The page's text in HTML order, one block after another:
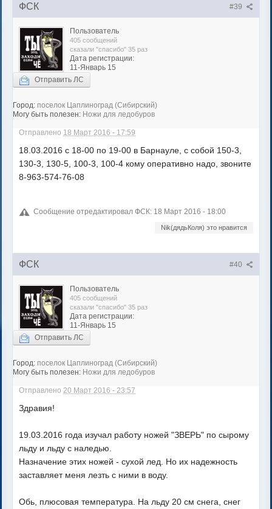
#39
ФСК
Пользователь
405 сообщений
сказали "спасибо" 35 раз
Дата регистрации:
11-Январь 15
Отправить ЛС
Город: поселок Цаплиноград (Сибирский)
Могу быть полезен: Ножи для ледобуров
Отправлено 18 Март 2016 - 17:59
18.03.2016 с 18-00 по 19-00 в Барнауле, с собой 150-3,
130-3, 130-5, 100-3, 100-4 кому оперативно надо, звоните
8-963-574-76-08
Сообщение отредактировал ФСК: 18 Март 2016 - 18:00
Nik(дядьКоля) это нравится
#40
ФСК
Пользователь
405 сообщений
сказали "спасибо" 35 раз
Дата регистрации:
11-Январь 15
Отправить ЛС
Город: поселок Цаплиноград (Сибирский)
Могу быть полезен: Ножи для ледобуров
Отправлено20 Март 2016 - 23:57
Здравия!
19.03.2016 года изучал работу ножей "ЗВЕРЬ" по сырому
льду и льду с наледью.
Назначение этих ножей - сухой лед. Но их надежность
заставляет меня лезть с ними в воду.
Обь, плюсовая температура. На льду 20 см снега, снег